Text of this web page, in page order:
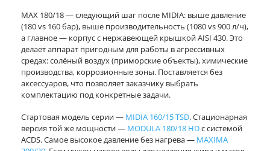
MAX 180/18 — следующий шаг после MIDIA: выше давление
(180 vs 160 бар), выше производительность (1080 vs 900 л/ч),
а главное — корпус с нержавеющей крышкой AISI 430. Это
делает аппарат пригодным для работы в агрессивных
средах: солёный воздух (приморские объекты), химические
производства, коррозионные зоны. Поставляется без
аксессуаров, что позволяет заказчику выбрать
комплектацию под конкретные задачи.
Стартовая модель серии — MIDIA 160/15 TSD. Стационарная
версия той же мощности — MODULA 180/18 HDс системой
ACDS. Самое высокое давление без нагрева — MAXIMA